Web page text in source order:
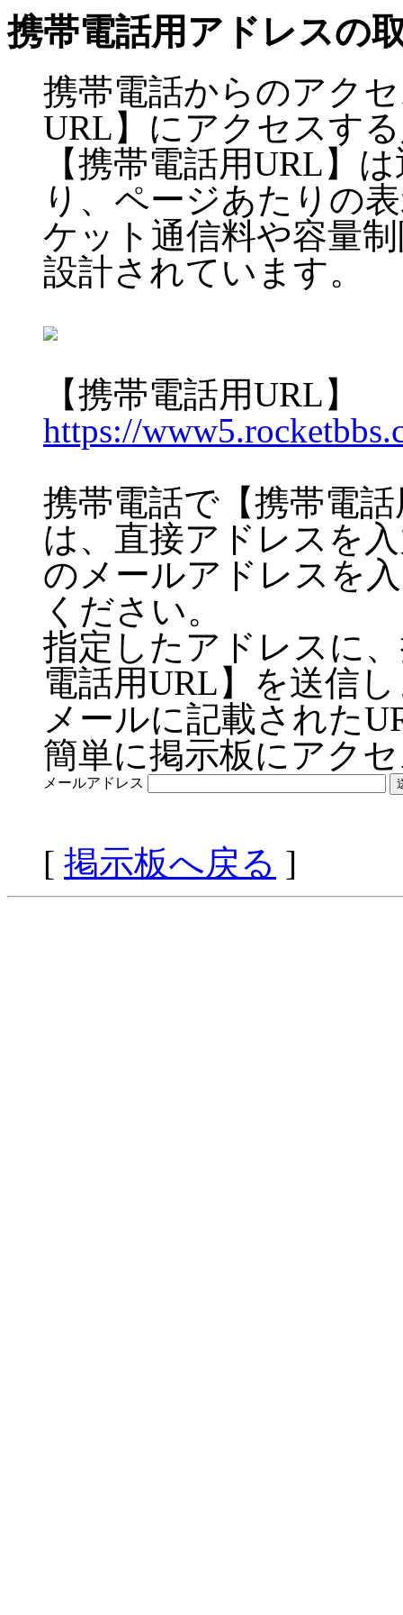
携帯電話用アドレスの
携帯電話からのアク
URL】にアクセスす
【携帯電話用URL】
り、ページあたりの
ケット通信料や容量
設計されています。
【携帯電話用URL】
https://
携帯電話で【携帯電
は、直接アドレスを
のメールアドレスを
ください。
指定したアドレスに
電話用URL】を送信
メールに記載された
簡単に掲示板にアク
メールアドレス
[ 掲示板へ戻る ]